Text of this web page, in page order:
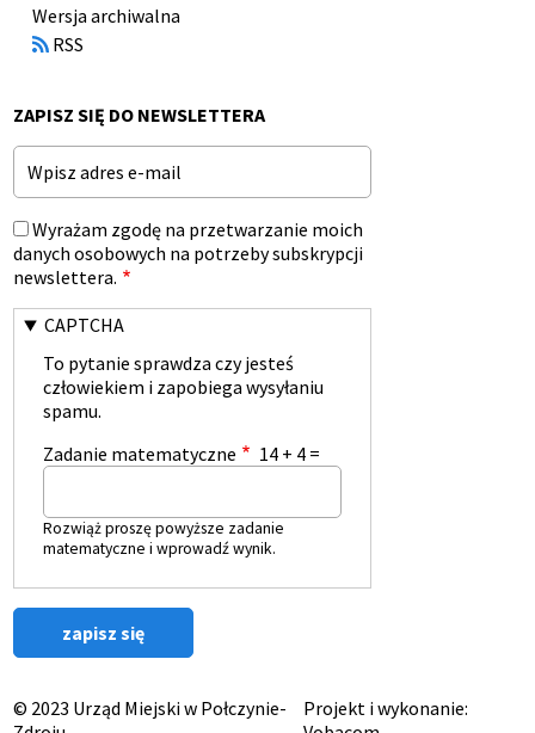
Otworzy
się
w
Wersja archiwalna
RSS
ZAPISZ SIĘ DO NEWSLETTERA
Email
Wyrażam zgodę na przetwarzanie moich
danych osobowych na potrzeby subskrypcji
newslettera.
CAPTCHA
To pytanie sprawdza czy jesteś
człowiekiem i zapobiega wysyłaniu
spamu.
Zadanie matematyczne
14 + 4 =
Rozwiąż proszę powyższe zadanie
matematyczne i wprowadź wynik.
© 2023 Urząd Miejski w Połczynie-
Projekt i wykonanie: